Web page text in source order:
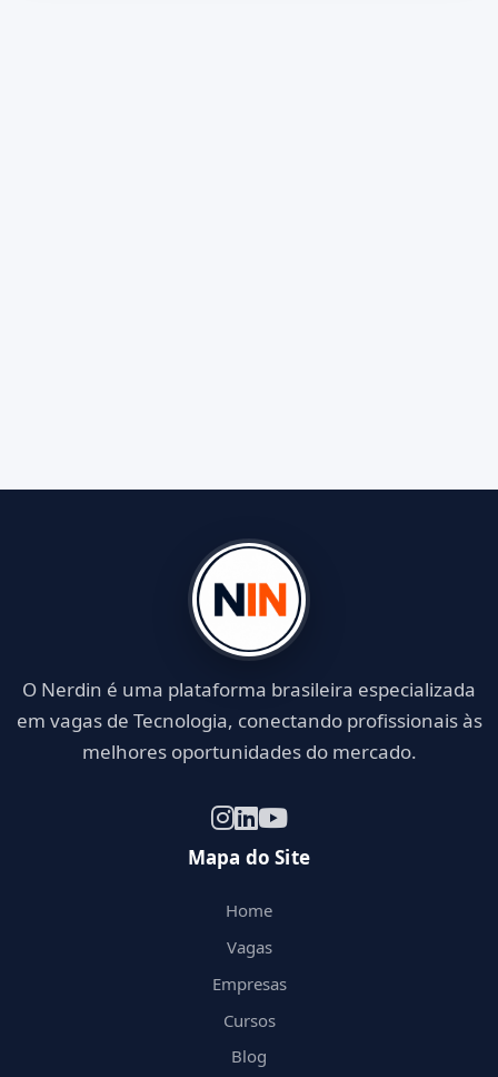
O Nerdin é uma plataforma brasileira especializada
em vagas de Tecnologia, conectando profissionais às
melhores oportunidades do mercado.
Mapa do Site
Home
Vagas
Empresas
Cursos
Blog